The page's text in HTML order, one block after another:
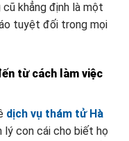
khẳng định là một
tuyệt đối trong mọi
từ cách làm việc
dịch vụ thám tử Hà
lý con cái cho biết họ